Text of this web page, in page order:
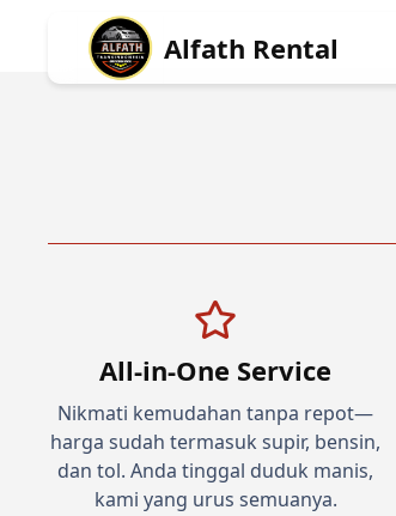
Alfath Rental
All-in-One Service
Nikmati kemudahan tanpa repot—
harga sudah termasuk supir, bensin,
dan tol. Anda tinggal duduk manis,
kami yang urus semuanya.